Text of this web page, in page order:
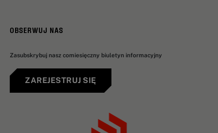
OBSERWUJ NAS
Zasubskrybuj nasz comiesięczny biuletyn informacyjny
ZAREJESTRUJ SIĘ